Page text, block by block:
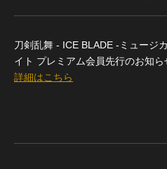
刀剣乱舞 - ICE BLADE -ミュージ
イト プレミアム会員先行のお知ら
詳細はこちら